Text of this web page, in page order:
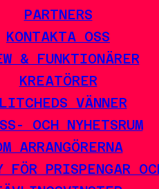
PARTNERS
KONTAKTA OSS
& FUNKTIONÄRER
KREATÖRER
VÄNNER
OCH NYHETSRUM
ARRANGÖRERNA
FÖR PRISPENGAR